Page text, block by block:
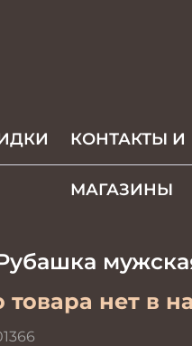
КОНТАКТЫ И
МАГАЗИНЫ
товара нет в